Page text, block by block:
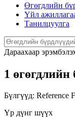
Өгөгдлийн
Үйл
Танилцуулга
Дараахаар
1 өгөгдлийн
Бүлгүүд: Reference
Үр дүнг шүүх